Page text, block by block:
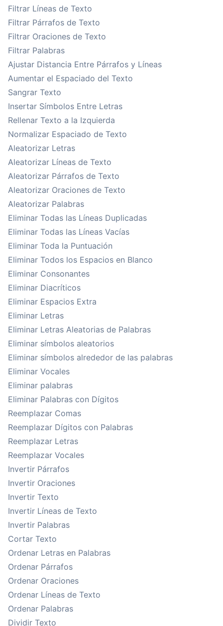
Filtrar Líneas de Texto
Filtrar Párrafos de Texto
Filtrar Oraciones de Texto
Filtrar Palabras
Ajustar Distancia Entre Párrafos y Líneas
Aumentar el Espaciado del Texto
Sangrar Texto
Insertar Símbolos Entre Letras
Rellenar Texto a la Izquierda
Normalizar Espaciado de Texto
Aleatorizar Letras
Aleatorizar Líneas de Texto
Aleatorizar Párrafos de Texto
Aleatorizar Oraciones de Texto
Aleatorizar Palabras
Eliminar Todas las Líneas Duplicadas
Eliminar Todas las Líneas Vacías
Eliminar Toda la Puntuación
Eliminar Todos los Espacios en Blanco
Eliminar Consonantes
Eliminar Diacríticos
Eliminar Espacios Extra
Eliminar Letras
Eliminar Letras Aleatorias de Palabras
Eliminar símbolos aleatorios
Eliminar símbolos alrededor de las palabras
Eliminar Vocales
Eliminar palabras
Eliminar Palabras con Dígitos
Reemplazar Comas
Reemplazar Dígitos con Palabras
Reemplazar Letras
Reemplazar Vocales
Invertir Párrafos
Invertir Oraciones
Invertir Texto
Invertir Líneas de Texto
Invertir Palabras
Cortar Texto
Ordenar Letras en Palabras
Ordenar Párrafos
Ordenar Oraciones
Ordenar Líneas de Texto
Ordenar Palabras
Dividir Texto